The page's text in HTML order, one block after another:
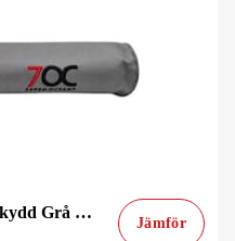
7OC Mantågsskydd Grå 98cm
Jämför